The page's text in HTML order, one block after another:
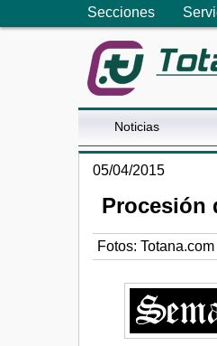
Secciones
Noticias
05/04/2015
Procesión
Fotos: